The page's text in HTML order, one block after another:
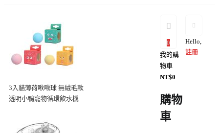
Hello,
註冊
0
我的購
物車
NT$0
購物
車
3入貓薄荷啾啾球 無絨毛款
透明小鴨寵物循環飲水機